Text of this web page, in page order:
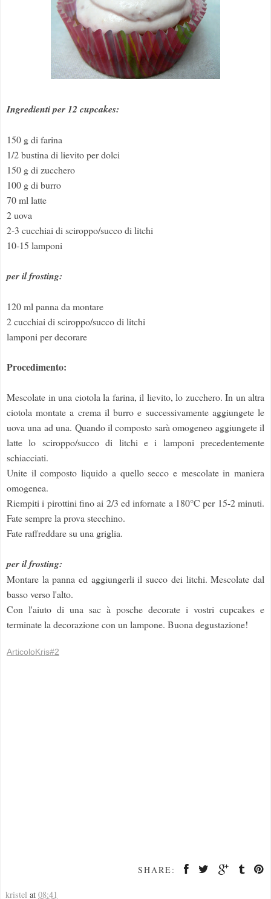
Ingredienti per 12 cupcakes:
150 g di farina
1/2 bustina di lievito per dolci
150 g di zucchero
100 g di burro
70 ml latte
2 uova
2-3 cucchiai di sciroppo/succo di litchi
10-15 lamponi
per il frosting:
120 ml panna da montare
2 cucchiai di sciroppo/succo di litchi
lamponi per decorare
Procedimento:
Mescolate in una ciotola la farina, il lievito, lo zucchero. In un altra
ciotola montate a crema il burro e successivamente aggiungete le
uova una ad una. Quando il composto sarà omogeneo aggiungete il
latte lo sciroppo/succo di litchi e i lamponi precedentemente
schiacciati.
Unite il composto liquido a quello secco e mescolate in maniera
omogenea.
Riempiti i pirottini fino ai 2/3 ed infornate a 180°C per 15-2 minuti.
Fate sempre la prova stecchino.
Fate raffreddare su una griglia.
per il frosting:
Montare la panna ed aggiungerli il succo dei litchi. Mescolate dal
basso verso l'alto.
Con l'aiuto di una sac à posche decorate i vostri cupcakes e
terminate la decorazione con un lampone. Buona degustazione!
ArticoloKris#2
SHARE:
kristel at 08:41